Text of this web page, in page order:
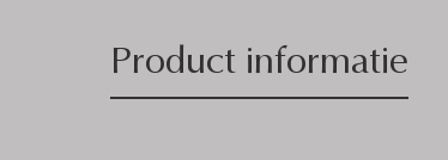
Product informatie